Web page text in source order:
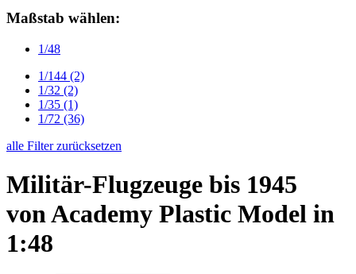
Maßstab wählen:
1/48
1/144 (2)
1/32 (2)
1/35 (1)
1/72 (36)
alle Filter zurücksetzen
Militär-Flugzeuge bis 1945
von Academy Plastic Model in
1:48